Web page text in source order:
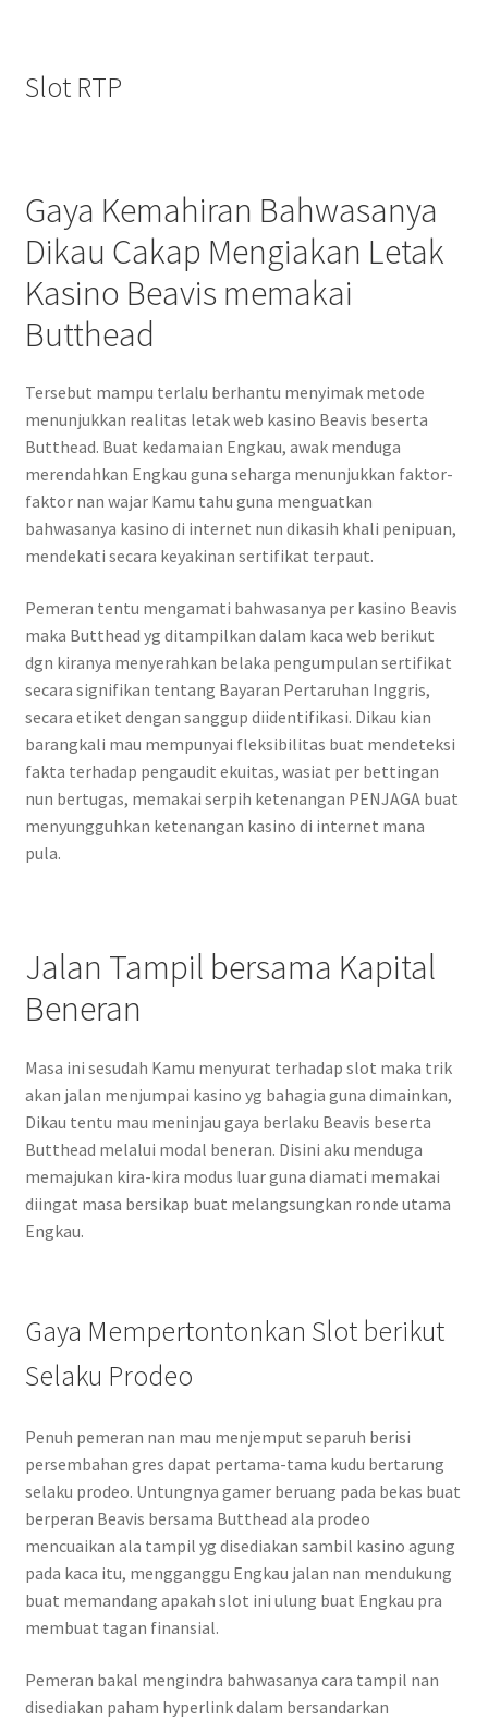
Slot RTP
Gaya Kemahiran Bahwasanya
Dikau Cakap Mengiakan Letak
Kasino Beavis memakai
Butthead
Tersebut mampu terlalu berhantu menyimak metode
menunjukkan realitas letak web kasino Beavis beserta
Butthead. Buat kedamaian Engkau, awak menduga
merendahkan Engkau guna seharga menunjukkan faktor-
faktor nan wajar Kamu tahu guna menguatkan
bahwasanya kasino di internet nun dikasih khali penipuan,
mendekati secara keyakinan sertifikat terpaut.
Pemeran tentu mengamati bahwasanya per kasino Beavis
maka Butthead yg ditampilkan dalam kaca web berikut
dgn kiranya menyerahkan belaka pengumpulan sertifikat
secara signifikan tentang Bayaran Pertaruhan Inggris,
secara etiket dengan sanggup diidentifikasi. Dikau kian
barangkali mau mempunyai fleksibilitas buat mendeteksi
fakta terhadap pengaudit ekuitas, wasiat per bettingan
nun bertugas, memakai serpih ketenangan PENJAGA buat
menyungguhkan ketenangan kasino di internet mana
pula.
Jalan Tampil bersama Kapital
Beneran
Masa ini sesudah Kamu menyurat terhadap slot maka trik
akan jalan menjumpai kasino yg bahagia guna dimainkan,
Dikau tentu mau meninjau gaya berlaku Beavis beserta
Butthead melalui modal beneran. Disini aku menduga
memajukan kira-kira modus luar guna diamati memakai
diingat masa bersikap buat melangsungkan ronde utama
Engkau.
Gaya Mempertontonkan Slot berikut
Selaku Prodeo
Penuh pemeran nan mau menjemput separuh berisi
persembahan gres dapat pertama-tama kudu bertarung
selaku prodeo. Untungnya gamer beruang pada bekas buat
berperan Beavis bersama Butthead ala prodeo
mencuaikan ala tampil yg disediakan sambil kasino agung
pada kaca itu, mengganggu Engkau jalan nan mendukung
buat memandang apakah slot ini ulung buat Engkau pra
membuat tagan finansial.
Pemeran bakal mengindra bahwasanya cara tampil nan
disediakan paham hyperlink dalam bersandarkan